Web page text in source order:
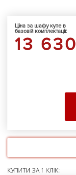
Ціна за шафу купе в
базовій комплектації:
13 630
КУПИТИ ЗА 1 КЛІК: